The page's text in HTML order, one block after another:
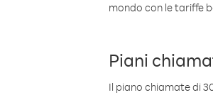
mondo con le tariffe
Piani
Il piano chiamate di